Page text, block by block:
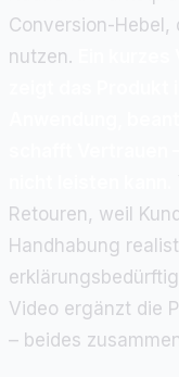
Conversion-
nutzen.
Retouren, weil
Handhabung
Video ergänzt die
– beides